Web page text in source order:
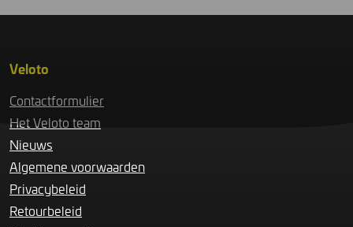
Veloto
Contactformulier
Het Veloto team
Nieuws
Algemene voorwaarden
Privacybeleid
Retourbeleid